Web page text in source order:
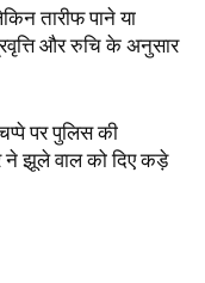
तारीफ पाने या
और रुचि के अनुसार
पर पुलिस की
ने झूले वाल को दिए कड़े